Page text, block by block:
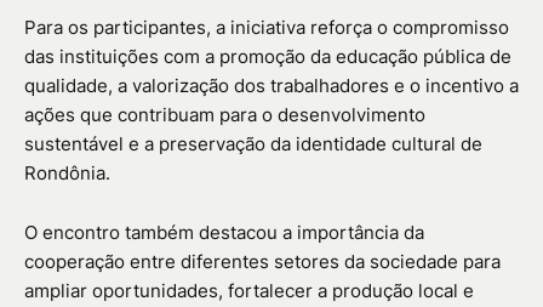
Para os participantes, a iniciativa reforça o compromisso
das instituições com a promoção da educação pública de
qualidade, a valorização dos trabalhadores e o incentivo a
ações que contribuam para o desenvolvimento
sustentável e a preservação da identidade cultural de
Rondônia.
O encontro também destacou a importância da
cooperação entre diferentes setores da sociedade para
ampliar oportunidades, fortalecer a produção local e